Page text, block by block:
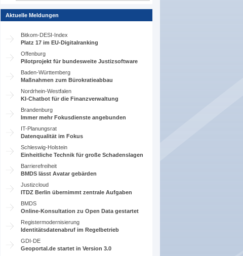
Aktuelle Meldungen
Bitkom-DESI-Index
Platz 17 im EU-Digitalranking
Offenburg
Pilotprojekt für bundesweite Justizsoftware
Baden-Württemberg
Maßnahmen zum Bürokratieabbau
Nordrhein-Westfalen
KI-Chatbot für die Finanzverwaltung
Brandenburg
Immer mehr Fokusdienste angebunden
IT-Planungsrat
Datenqualität im Fokus
Schleswig-Holstein
Einheitliche Technik für große Schadenslagen
Barrierefreiheit
BMDS lässt Avatar gebärden
Justizcloud
ITDZ Berlin übernimmt zentrale Aufgaben
BMDS
Online-Konsultation zu Open Data gestartet
Registermodernisierung
Identitätsdatenabruf im Regelbetrieb
GDI-DE
Geoportal.de startet in Version 3.0